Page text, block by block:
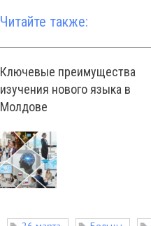
Читайте также:
Ключевые преимущества
изучения нового языка в
Молдове